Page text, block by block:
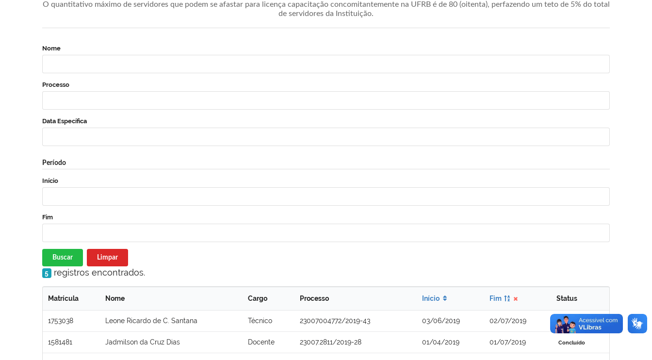
O quantitativo máximo de servidores que podem se afastar para licença capacitação concomitantemente na UFRB é de 80 (oitenta), perfazendo um teto de 5% do total
de servidores da Instituição.
Nome
Processo
Data Específica
Período
Início
Fim
Buscar Limpar
5 registros encontrados.
Matrícula Nome Cargo Processo Início Fim Status
1753038 Leone Ricardo de C. Santana Técnico 23007004772/2019-43 03/06/2019 02/07/2019 Concluído
1581481 Jadmilson da Cruz Dias Docente 23007.2811/2019-28 01/04/2019 01/07/2019 Concluído